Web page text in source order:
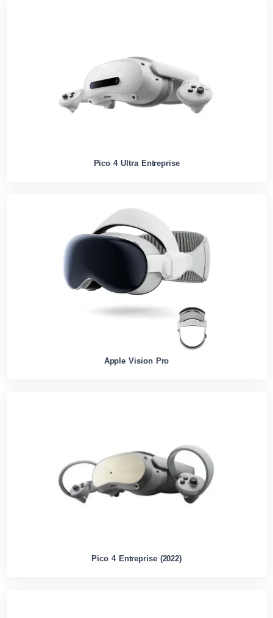
Pico 4 Ultra Entreprise
Apple Vision Pro
Pico 4 Entreprise (2022)